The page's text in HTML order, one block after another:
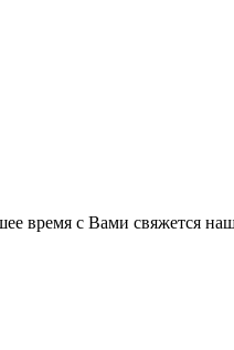
время с Вами свяжется